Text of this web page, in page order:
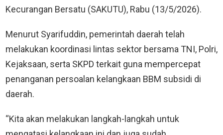
Kecurangan Bersatu (SAKUTU), Rabu (13/5/2026).
Menurut Syarifuddin, pemerintah daerah telah
melakukan koordinasi lintas sektor bersama TNI, Polri,
Kejaksaan, serta SKPD terkait guna mempercepat
penanganan persoalan kelangkaan BBM subsidi di
daerah.
“Kita akan melakukan langkah-langkah untuk